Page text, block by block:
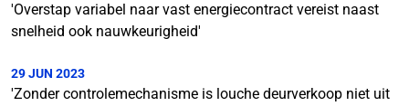
'Overstap variabel naar vast energiecontract vereist naast
snelheid ook nauwkeurigheid'
29 JUN 2023
'Zonder controlemechanisme is louche deurverkoop niet uit